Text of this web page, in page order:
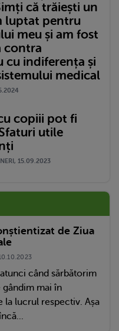
că trăiești un
luptat pentru
meu și am fost
contra
cu indiferența și
medical
copiii pot fi
utile
15.09.2023
de Ziua
când sărbătorim
gândim mai în
la lucrul respectiv. Așa